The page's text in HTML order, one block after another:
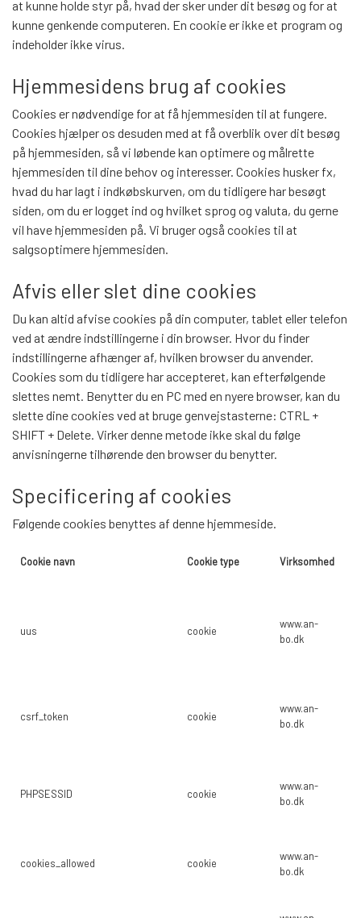
KONTORSTOLE
SKRIVEBORDE
DAYBED/CHAISELONG
ENTRE
BELYSNING
REOLER
REOL EDGE
REOL SIGN
VÆGPANELER
BARBORDE
ENTRE
BELYSNING
SPEJLE
SKÆNKE
SMINKEBORDE/SMYKKESKABE
BELYSNING
VÆGPANELER
SPEJLE
RECLINER
DAYBED/CHAISELONG
LAMPER
VÆGPANELER
SPEJLE
BAD
SKYDEDØRE
LAMPER
VÆGPANELER
SPEJLE
KONTAKT & ÅBNINGSTIDER
FRAGTPRISER SÅDAN VÆLGER DU
FRAGT I WEBSHOPPEN
SÅDAN HANDLER DU I VORES
WEBSHOP
PARKERING
AFHENTNING
MONTERING & LEVERING
OM OS
at kunne holde styr på, hvad der sker under dit besøg og for at
kunne genkende computeren. En cookie er ikke et program og
indeholder ikke virus.
Hjemmesidens brug af cookies
Cookies er nødvendige for at få hjemmesiden til at fungere.
Cookies hjælper os desuden med at få overblik over dit besøg
på hjemmesiden, så vi løbende kan optimere og målrette
hjemmesiden til dine behov og interesser. Cookies husker fx,
hvad du har lagt i indkøbskurven, om du tidligere har besøgt
siden, om du er logget ind og hvilket sprog og valuta, du gerne
vil have hjemmesiden på. Vi bruger også cookies til at
salgsoptimere hjemmesiden.
Afvis eller slet dine cookies
Du kan altid afvise cookies på din computer, tablet eller telefon
ved at ændre indstillingerne i din browser. Hvor du finder
indstillingerne afhænger af, hvilken browser du anvender.
Cookies som du tidligere har accepteret, kan efterfølgende
slettes nemt. Benytter du en PC med en nyere browser, kan du
slette dine cookies ved at bruge genvejstasterne: CTRL +
SHIFT + Delete. Virker denne metode ikke skal du følge
anvisningerne tilhørende den browser du benytter.
Specificering af cookies
Følgende cookies benyttes af denne hjemmeside.
Cookie navn Cookie type Virksomhed
uus cookie
www.an-
bo.dk
csrf_token cookie
www.an-
bo.dk
PHPSESSID cookie
www.an-
bo.dk
cookies_allowed cookie
www.an-
bo.dk